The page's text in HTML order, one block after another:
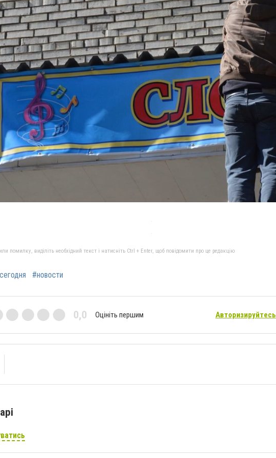
помилку, виділіть необхідний текст і натисніть Ctrl + Enter, щоб повідомити про це редакцію
#новости
0,0 Оцініть першим Авторизируйтесь